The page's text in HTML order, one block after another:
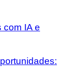
com IA e